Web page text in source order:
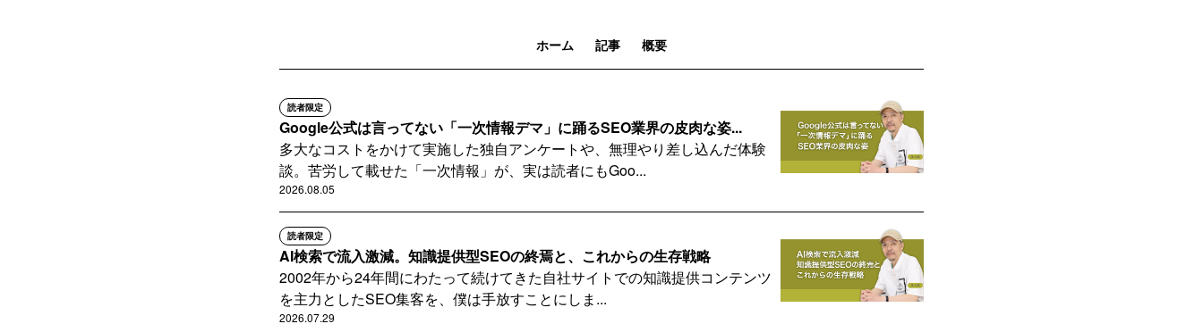
ホーム 記事 概要
読者限定
Google公式は言ってない「一次情報デマ」に踊るSEO業界の皮肉な姿...
多大なコストをかけて実施した独自アンケートや、無理やり差し込んだ体験
談。苦労して載せた「一次情報」が、実は読者にもGoo...
2026.08.05
読者限定
AI検索で流入激減。知識提供型SEOの終焉と、これからの生存戦略
2002年から24年間にわたって続けてきた自社サイトでの知識提供コンテンツ
を主力としたSEO集客を、僕は手放すことにしま...
2026.07.29